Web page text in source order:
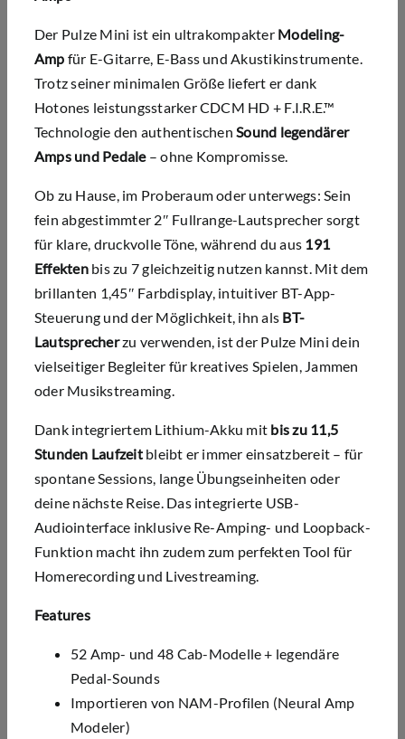
Der Pulze Mini ist ein ultrakompakter Modeling-
Amp für E-Gitarre, E-Bass und Akustikinstrumente.
Trotz seiner minimalen Größe liefert er dank
Hotones leistungsstarker CDCM HD + F.I.R.E.™
Technologie den authentischenSound legendärer
Amps und Pedale– ohne Kompromisse.
Ob zu Hause, im Proberaum oder unterwegs: Sein
fein abgestimmter 2″ Fullrange-Lautsprecher sorgt
für klare, druckvolle Töne, während du aus 191
Effektenbis zu 7 gleichzeitig nutzen kannst. Mit dem
brillanten 1,45″ Farbdisplay, intuitiver BT-App-
Steuerung und der Möglichkeit, ihn als BT-
Lautsprecherzu verwenden, ist der Pulze Mini dein
vielseitiger Begleiter für kreatives Spielen, Jammen
oder Musikstreaming.
Dank integriertem Lithium-Akku mit bis zu 11,5
Stunden Laufzeit bleibt er immer einsatzbereit – für
spontane Sessions, lange Übungseinheiten oder
deine nächste Reise. Das integrierte USB-
Audiointerface inklusive Re-Amping- und Loopback-
Funktion macht ihn zudem zum perfekten Tool für
Homerecording und Livestreaming.
Features
52 Amp- und 48 Cab-Modelle + legendäre
Pedal-Sounds
Importieren von NAM-Profilen (Neural Amp
Modeler)